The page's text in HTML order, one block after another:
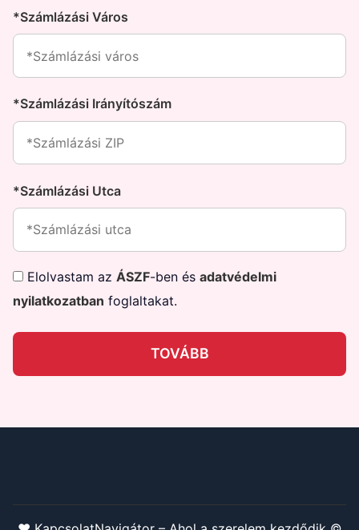
*Számlázási Város
*Számlázási Irányítószám
*Számlázási Utca
Elolvastam az ÁSZF-ben és adatvédelmi
nyilatkozatban foglaltakat.
TOVÁBB